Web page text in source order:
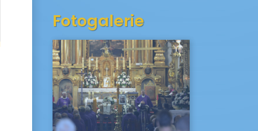
Fotogalerie